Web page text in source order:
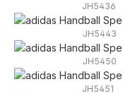
JH5436
JH5443
JH5450
JH5451